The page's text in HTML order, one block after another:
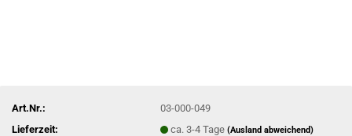
Art.Nr.:
03-000-049
Lieferzeit:
ca. 3-4 Tage(Ausland abweichend)